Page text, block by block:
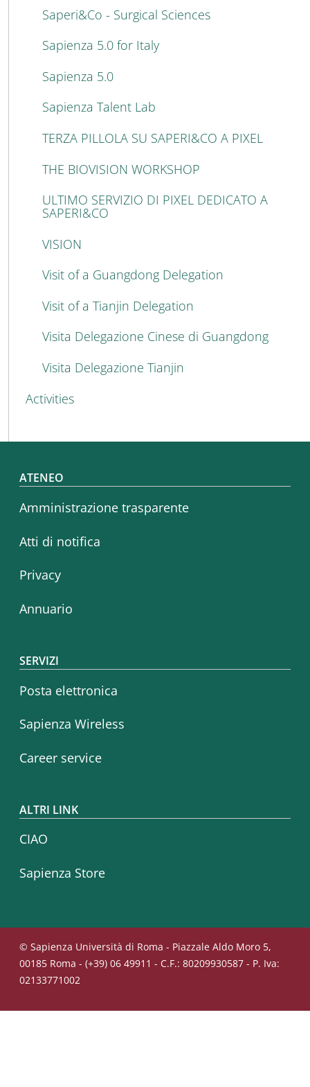
Saperi&Co - Surgical Sciences
Sapienza 5.0 for Italy
Sapienza 5.0
Sapienza Talent Lab
TERZA PILLOLA SU SAPERI&CO A PIXEL
THE BIOVISION WORKSHOP
ULTIMO SERVIZIO DI PIXEL DEDICATO A
SAPERI&CO
VISION
Visit of a Guangdong Delegation
Visit of a Tianjin Delegation
Visita Delegazione Cinese di Guangdong
Visita Delegazione Tianjin
Activities
Footer menu
ATENEO
Amministrazione trasparente
Atti di notifica
Privacy
Annuario
SERVIZI
Posta elettronica
Sapienza Wireless
Career service
ALTRI LINK
CIAO
Sapienza Store
© Sapienza Università di Roma - Piazzale Aldo Moro 5,
00185 Roma - (+39) 06 49911 - C.F.: 80209930587 - P. Iva:
02133771002